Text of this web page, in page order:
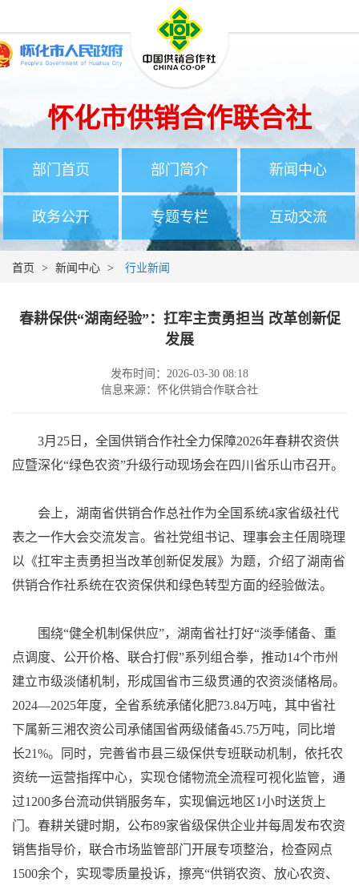
怀化市供销合作联合社
部门首页 部门简介 新闻中心
政务公开 专题专栏 互动交流
首页 > 新闻中心 > 行业新闻
春耕保供“湖南经验”：扛牢主责勇担当 改革创新促
发展
发布时间：2026-03-30 08:18
信息来源：怀化供销合作联合社
3月25日，全国供销合作社全力保障2026年春耕农资供
应暨深化“绿色农资”升级行动现场会在四川省乐山市召开。
会上，湖南省供销合作总社作为全国系统4家省级社代
表之一作大会交流发言。省社党组书记、理事会主任周晓理
以《扛牢主责勇担当改革创新促发展》为题，介绍了湖南省
供销合作社系统在农资保供和绿色转型方面的经验做法。
围绕“健全机制保供应”，湖南省社打好“淡季储备、重
点调度、公开价格、联合打假”系列组合拳，推动14个市州
建立市级淡储机制，形成国省市三级贯通的农资淡储格局。
2024—2025年度，全省系统承储化肥73.84万吨，其中省社
下属新三湘农资公司承储国省两级储备45.75万吨，同比增
长21%。同时，完善省市县三级保供专班联动机制，依托农
资统一运营指挥中心，实现仓储物流全流程可视化监管，通
过1200多台流动供销服务车，实现偏远地区1小时送货上
门。春耕关键时期，公布89家省级保供企业并每周发布农资
销售指导价，联合市场监管部门开展专项整治，检查网点
1500余个，实现零质量投诉，擦亮“供销农资、放心农资、